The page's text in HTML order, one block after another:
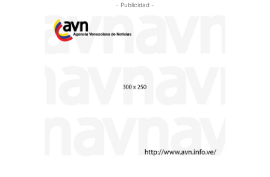
- Publicidad -